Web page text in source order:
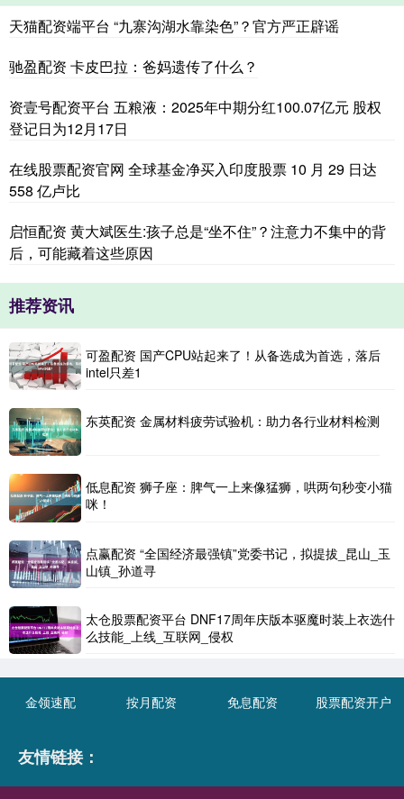
天猫配资端平台 “九寨沟湖水靠染色”？官方严正辟谣
驰盈配资 卡皮巴拉：爸妈遗传了什么？
资壹号配资平台 五粮液：2025年中期分红100.07亿元 股权
登记日为12月17日
在线股票配资官网 全球基金净买入印度股票 10 月 29 日达
558 亿卢比
启恒配资 黄大斌医生:孩子总是“坐不住”？注意力不集中的背
后，可能藏着这些原因
推荐资讯
可盈配资 国产CPU站起来了！从备选成为首选，落后
intel只差1
东英配资 金属材料疲劳试验机：助力各行业材料检测
低息配资 狮子座：脾气一上来像猛狮，哄两句秒变小猫
咪！
点赢配资 “全国经济最强镇”党委书记，拟提拔_昆山_玉
山镇_孙道寻
太仓股票配资平台 DNF17周年庆版本驱魔时装上衣选什
么技能_上线_互联网_侵权
金领速配 按月配资 免息配资 股票配资开户
友情链接：